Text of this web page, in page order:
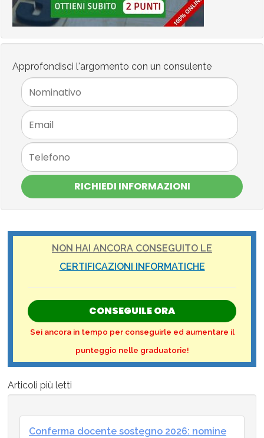
Approfondisci l'argomento con un consulente
RICHIEDI INFORMAZIONI
NON HAI ANCORA CONSEGUITO LE
CERTIFICAZIONI INFORMATICHE
CONSEGUILE ORA
Sei ancora in tempo per conseguirle ed aumentare il
punteggio nelle graduatorie!
Articoli più letti
Conferma docente sostegno 2026: nomine